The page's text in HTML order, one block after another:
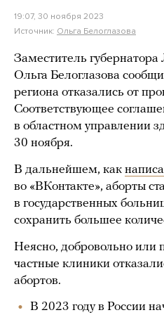
19:07, 30 ноября 2023
Источник: Ольга Белоглазова
Заместитель
Ольга Белоглазова
региона отказались от
Соответствующее
в областном управлении
30 ноября.
В дальнейшем, как
во «ВКонтакте», аборты
в государственных
сохранить большее
Неясно, добровольно или
частные клиники
абортов.
В 2023 году в России